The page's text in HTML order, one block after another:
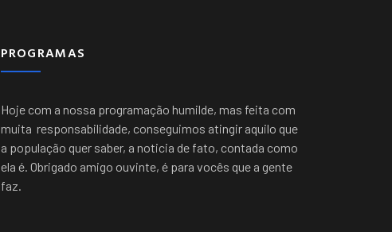
PROGRAMAS
Hoje com a nossa programação humilde, mas feita com
muita responsabilidade, conseguimos atingir aquilo que
a população quer saber, a noticia de fato, contada como
ela é. Obrigado amigo ouvinte, é para vocês que a gente
faz.